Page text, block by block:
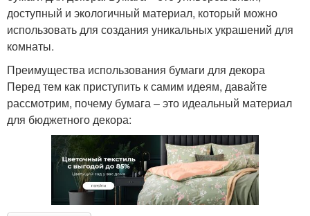
доступный и экологичный материал, который можно
использовать для создания уникальных украшений для
комнаты.
Преимущества использования бумаги для декора
Перед тем как приступить к самим идеям, давайте
рассмотрим, почему бумага – это идеальный материал
для бюджетного декора: